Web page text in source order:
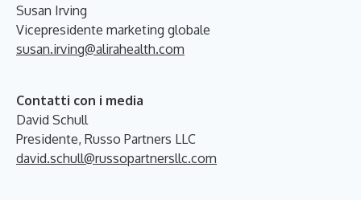
Susan Irving
Vicepresidente marketing globale
susan.irving@alirahealth.com
Contatti con i media
David Schull
Presidente, Russo Partners LLC
david.schull@russopartnersllc.com